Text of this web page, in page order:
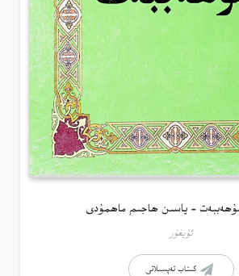
– ياسىن ھاجىم ماھمۇدى
ئۇيغۇر
كىتاب تەپسىلاتى